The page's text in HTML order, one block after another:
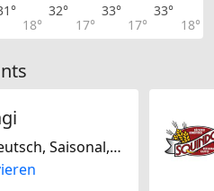
18°
32°
17°
33°
17°
33°
18°
Regional, Deutsch, Saisonal, Schweizerisch